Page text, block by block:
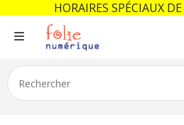
HORAIRES SPÉCIAUX DE